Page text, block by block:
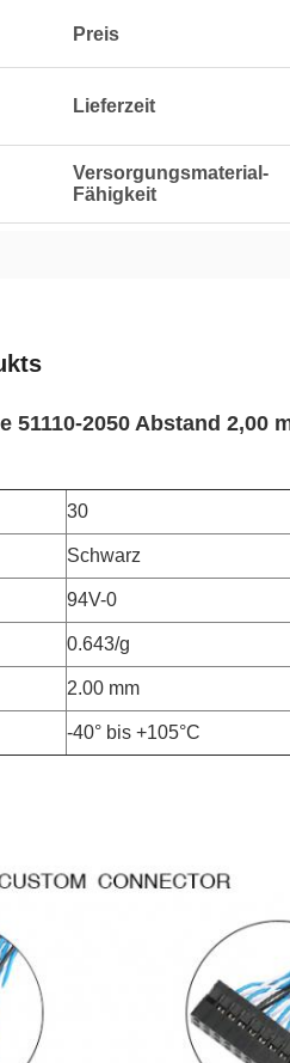
Preis
Lieferzeit
Versorgungsmaterial-
Fähigkeit
51110-2050 Abstand 2,00
30
Schwarz
94V-0
0.643/g
2.00 mm
-40° bis +105°C